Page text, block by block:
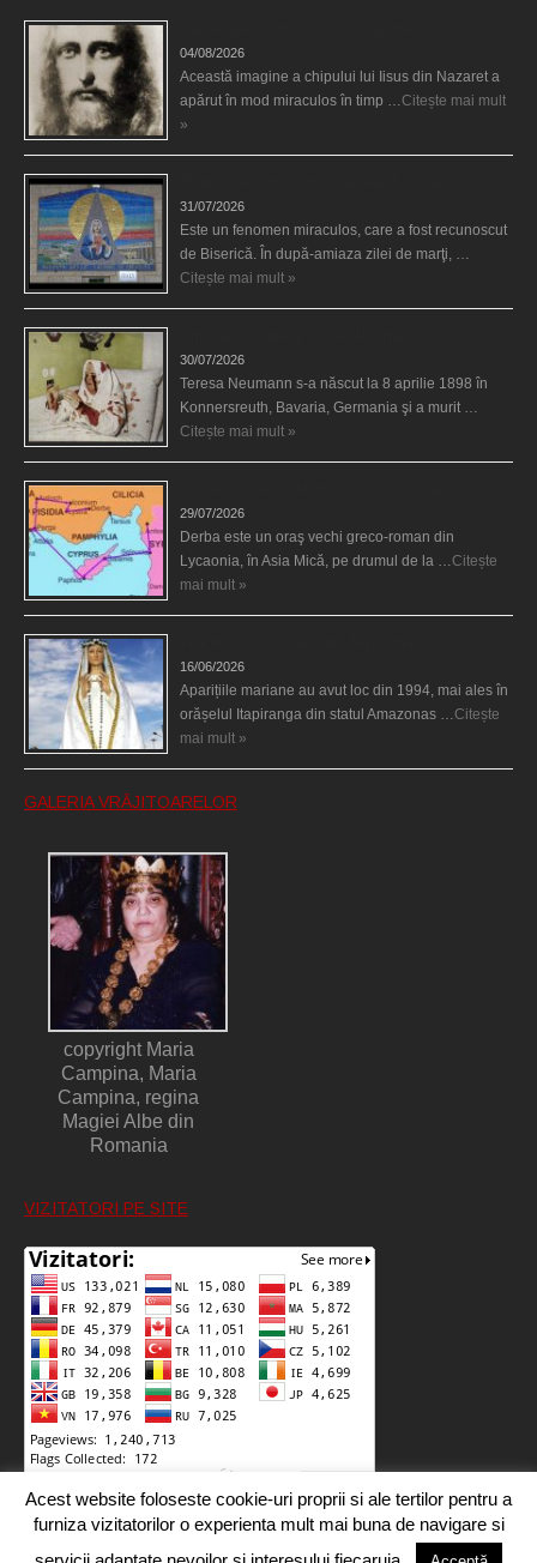
04/08/2026
Această imagine a chipului lui Iisus din Nazaret a
apărut în mod miraculos în timp …Citește mai mult
»
31/07/2026
Este un fenomen miraculos, care a fost recunoscut
de Biserică. În după-amiaza zilei de marţi, …
Citește mai mult »
30/07/2026
Teresa Neumann s-a născut la 8 aprilie 1898 în
Konnersreuth, Bavaria, Germania şi a murit …
Citește mai mult »
29/07/2026
Derba este un oraş vechi greco-roman din
Lycaonia, în Asia Mică, pe drumul de la …Citește
mai mult »
16/06/2026
Aparițiile mariane au avut loc din 1994, mai ales în
orășelul Itapiranga din statul Amazonas …Citește
mai mult »
GALERIA VRĂJITOARELOR
copyright Maria
Campina, Maria
Campina, regina
Magiei Albe din
Romania
VIZITATORI PE SITE
Acest website foloseste cookie-uri proprii si ale tertilor pentru a
furniza vizitatorilor o experienta mult mai buna de navigare si